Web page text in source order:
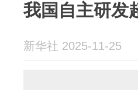
我国自主研发
新华社 2025-11-25